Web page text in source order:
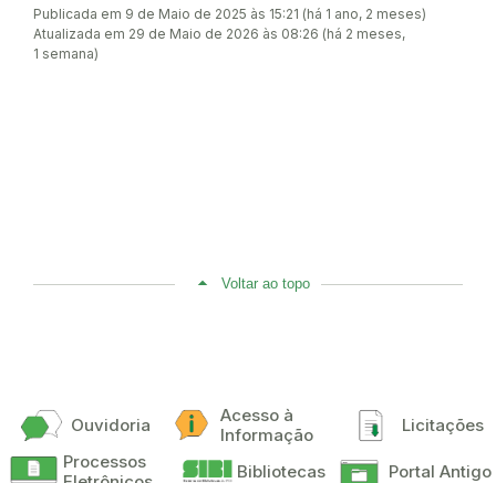
Publicada em 9 de Maio de 2025 às 15:21 (há 1 ano, 2 meses)
Atualizada em 29 de Maio de 2026 às 08:26 (há 2 meses,
1 semana)
Voltar ao topo
Ouvidoria
Acesso à
Informação
Licitações
Processos
Bibliotecas Portal Antigo